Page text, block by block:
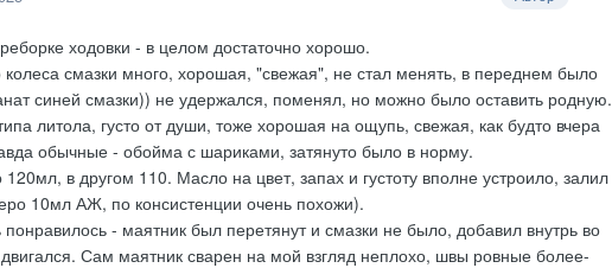
ходовки - в целом достаточно хорошо.
смазки много, хорошая, "свежая", не стал менять, в переднем было
синей смазки)) не удержался, поменял, но можно было оставить родную.
литола, густо от души, тоже хорошая на ощупь, свежая, как будто вчера
обычные - обойма с шариками, затянуто было в норму.
в другом 110. Масло на цвет, запах и густоту вполне устроило, залил
10мл АЖ, по консистенции очень похожи).
- маятник был перетянут и смазки не было, добавил внутрь во
двигался. Сам маятник сварен на мой взгляд неплохо, швы ровные более-